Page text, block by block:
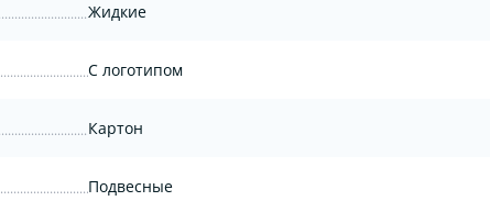
Жидкие
С логотипом
Картон
Подвесные